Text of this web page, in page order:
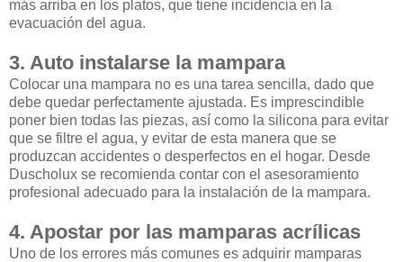
más arriba en los platos, que tiene incidencia en la
evacuación del agua.
3. Auto instalarse la mampara
Colocar una mampara no es una tarea sencilla, dado que
debe quedar perfectamente ajustada. Es imprescindible
poner bien todas las piezas, así como la silicona para evitar
que se filtre el agua, y evitar de esta manera que se
produzcan accidentes o desperfectos en el hogar. Desde
Duscholux se recomienda contar con el asesoramiento
profesional adecuado para la instalación de la mampara.
4. Apostar por las mamparas acrílicas
Uno de los errores más comunes es adquirir mamparas